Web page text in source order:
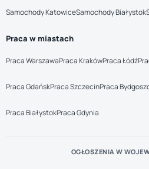
Samochody KatowiceSamochody Białystok
Praca w miastach
Praca WarszawaPraca KrakówPraca Łódź
Praca GdańskPraca SzczecinPraca
Praca BiałystokPraca Gdynia
OGŁOSZENIA W